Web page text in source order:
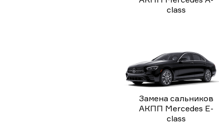
class
Замена сальников
АКПП Mercedes E-
class